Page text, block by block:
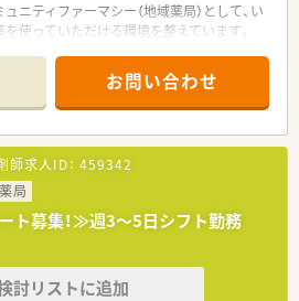
ニティファーマシー（地域薬局）として、い
使っていただける環境を整えています。
す。
置している薬局も有、高度な在宅医療にも積
。
弘前駅から車で10分の位置にある、門前
ンに扱っております。処方箋枚数にもゆ
たりとご就業した方にオススメです。
お問い合わせ
師求人ID： 459342
局
ト募集！≫週3～5日シフト勤務
討リストに追加